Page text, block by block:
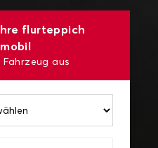
flurteppich
Fahrzeug aus